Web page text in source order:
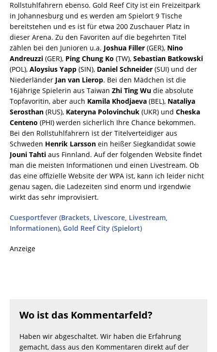
Rollstuhlfahrern ebenso. Gold Reef City ist ein Freizeitpark
in Johannesburg und es werden am Spielort 9 Tische
bereitstehen und es ist für etwa 200 Zuschauer Platz in
dieser Arena. Zu den Favoriten auf die begehrten Titel
zählen bei den Junioren u.a. Joshua Filler (GER), Nino
Andreuzzi (GER), Ping Chung Ko (TW), Sebastian Batkowski
(POL), Aloysius Yapp (SIN), Daniel Schneider (SUI) und der
Niederländer Jan van Lierop. Bei den Mädchen ist die
16jährige Spielerin aus Taiwan Zhi Ting Wu die absolute
Topfavoritin, aber auch Kamila Khodjaeva (BEL), Nataliya
Serosthan (RUS), Kateryna Polovinchuk (UKR) und Cheska
Centeno (PHI) werden sicherlich Ihre Chance bekommen.
Bei den Rollstuhlfahrern ist der Titelverteidiger aus
Schweden Henrik Larsson ein heißer Siegkandidat sowie
Jouni Tahti aus Finnland. Auf der folgenden Website findet
man die meisten Informationen und einen Livestream. Ob
das eine offizielle Website der WPA ist, kann ich leider nicht
genau sagen, die Ladezeiten sind enorm und irgendwie
wirkt das sehr improvisiert.
Cuesportfever (Brackets, Livescore, Livestream,
Informationen), Gold Reef City (Spielort)
Anzeige
Wo ist das Kommentarfeld?
Haben wir abgeschaltet. Wir haben die Erfahrung
gemacht, dass aus den Kommentaren direkt auf der